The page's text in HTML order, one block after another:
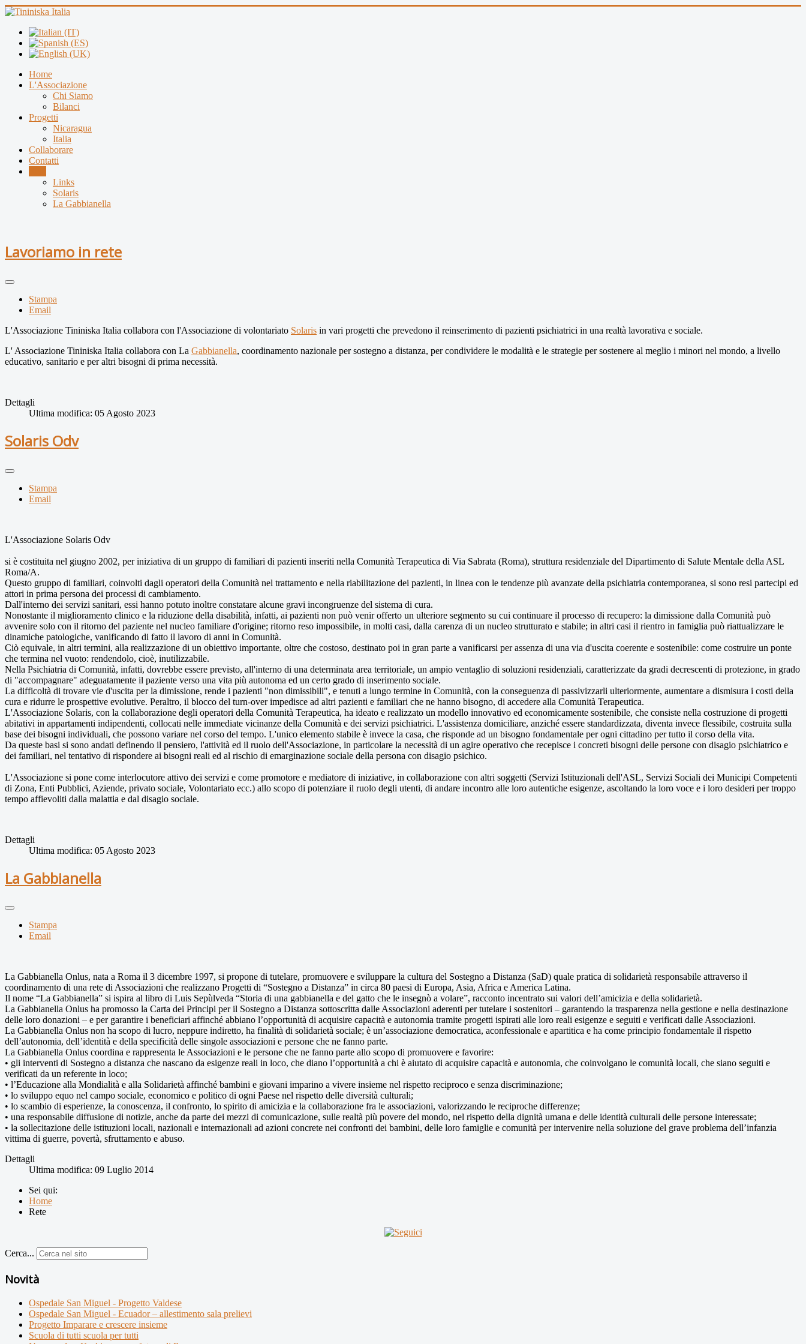
Home
L'Associazione
Chi Siamo
Bilanci
Progetti
Nicaragua
Italia
Collaborare
Contatti
Links
Solaris
La Gabbianella
Lavoriamo in rete
Stampa
Email
L'Associazione Tininiska Italia collabora con l'Associazione di volontariato Solaris in vari progetti che prevedono il reinserimento di pazienti psichiatrici in una realtà lavorativa e sociale.
L' Associazione Tininiska Italia collabora con La Gabbianella, coordinamento nazionale per sostegno a distanza, per condividere le modalità e le strategie per sostenere al meglio i minori nel mondo, a livello
educativo, sanitario e per altri bisogni di prima necessità.
Dettagli
Ultima modifica: 05 Agosto 2023
Solaris Odv
Stampa
Email
L'Associazione Solaris Odv
si è costituita nel giugno 2002, per iniziativa di un gruppo di familiari di pazienti inseriti nella Comunità Terapeutica di Via Sabrata (Roma), struttura residenziale del Dipartimento di Salute Mentale della ASL
Roma/A.
Questo gruppo di familiari, coinvolti dagli operatori della Comunità nel trattamento e nella riabilitazione dei pazienti, in linea con le tendenze più avanzate della psichiatria contemporanea, si sono resi partecipi ed
attori in prima persona dei processi di cambiamento.
Dall'interno dei servizi sanitari, essi hanno potuto inoltre constatare alcune gravi incongruenze del sistema di cura.
Nonostante il miglioramento clinico e la riduzione della disabilità, infatti, ai pazienti non può venir offerto un ulteriore segmento su cui continuare il processo di recupero: la dimissione dalla Comunità può
avvenire solo con il ritorno del paziente nel nucleo familiare d'origine; ritorno reso impossibile, in molti casi, dalla carenza di un nucleo strutturato e stabile; in altri casi il rientro in famiglia può riattualizzare le
dinamiche patologiche, vanificando di fatto il lavoro di anni in Comunità.
Ciò equivale, in altri termini, alla realizzazione di un obiettivo importante, oltre che costoso, destinato poi in gran parte a vanificarsi per assenza di una via d'uscita coerente e sostenibile: come costruire un ponte
che termina nel vuoto: rendendolo, cioè, inutilizzabile.
Nella Psichiatria di Comunità, infatti, dovrebbe essere previsto, all'interno di una determinata area territoriale, un ampio ventaglio di soluzioni residenziali, caratterizzate da gradi decrescenti di protezione, in grado
di "accompagnare" adeguatamente il paziente verso una vita più autonoma ed un certo grado di inserimento sociale.
La difficoltà di trovare vie d'uscita per la dimissione, rende i pazienti "non dimissibili", e tenuti a lungo termine in Comunità, con la conseguenza di passivizzarli ulteriormente, aumentare a dismisura i costi della
cura e ridurre le prospettive evolutive. Peraltro, il blocco del turn-over impedisce ad altri pazienti e familiari che ne hanno bisogno, di accedere alla Comunità Terapeutica.
L'Associazione Solaris, con la collaborazione degli operatori della Comunità Terapeutica, ha ideato e realizzato un modello innovativo ed economicamente sostenibile, che consiste nella costruzione di progetti
abitativi in appartamenti indipendenti, collocati nelle immediate vicinanze della Comunità e dei servizi psichiatrici. L'assistenza domiciliare, anziché essere standardizzata, diventa invece flessibile, costruita sulla
base dei bisogni individuali, che possono variare nel corso del tempo. L'unico elemento stabile è invece la casa, che risponde ad un bisogno fondamentale per ogni cittadino per tutto il corso della vita.
Da queste basi si sono andati definendo il pensiero, l'attività ed il ruolo dell'Associazione, in particolare la necessità di un agire operativo che recepisce i concreti bisogni delle persone con disagio psichiatrico e
dei familiari, nel tentativo di rispondere ai bisogni reali ed al rischio di emarginazione sociale della persona con disagio psichico.
L'Associazione si pone come interlocutore attivo dei servizi e come promotore e mediatore di iniziative, in collaborazione con altri soggetti (Servizi Istituzionali dell'ASL, Servizi Sociali dei Municipi Competenti
di Zona, Enti Pubblici, Aziende, privato sociale, Volontariato ecc.) allo scopo di potenziare il ruolo degli utenti, di andare incontro alle loro autentiche esigenze, ascoltando la loro voce e i loro desideri per troppo
tempo affievoliti dalla malattia e dal disagio sociale.
Dettagli
Ultima modifica: 05 Agosto 2023
La Gabbianella
Stampa
Email
La Gabbianella Onlus, nata a Roma il 3 dicembre 1997, si propone di tutelare, promuovere e sviluppare la cultura del Sostegno a Distanza (SaD) quale pratica di solidarietà responsabile attraverso il
coordinamento di una rete di Associazioni che realizzano Progetti di “Sostegno a Distanza” in circa 80 paesi di Europa, Asia, Africa e America Latina.
Il nome “La Gabbianella” si ispira al libro di Luis Sepùlveda “Storia di una gabbianella e del gatto che le insegnò a volare”, racconto incentrato sui valori dell’amicizia e della solidarietà.
La Gabbianella Onlus ha promosso la Carta dei Principi per il Sostegno a Distanza sottoscritta dalle Associazioni aderenti per tutelare i sostenitori – garantendo la trasparenza nella gestione e nella destinazione
delle loro donazioni – e per garantire i beneficiari affinché abbiano l’opportunità di acquisire capacità e autonomia tramite progetti ispirati alle loro reali esigenze e seguiti e verificati dalle Associazioni.
La Gabbianella Onlus non ha scopo di lucro, neppure indiretto, ha finalità di solidarietà sociale; è un’associazione democratica, aconfessionale e apartitica e ha come principio fondamentale il rispetto
dell’autonomia, dell’identità e della specificità delle singole associazioni e persone che ne fanno parte.
La Gabbianella Onlus coordina e rappresenta le Associazioni e le persone che ne fanno parte allo scopo di promuovere e favorire:
• gli interventi di Sostegno a distanza che nascano da esigenze reali in loco, che diano l’opportunità a chi è aiutato di acquisire capacità e autonomia, che coinvolgano le comunità locali, che siano seguiti e
verificati da un referente in loco;
• l’Educazione alla Mondialità e alla Solidarietà affinché bambini e giovani imparino a vivere insieme nel rispetto reciproco e senza discriminazione;
• lo sviluppo equo nel campo sociale, economico e politico di ogni Paese nel rispetto delle diversità culturali;
• lo scambio di esperienze, la conoscenza, il confronto, lo spirito di amicizia e la collaborazione fra le associazioni, valorizzando le reciproche differenze;
• una responsabile diffusione di notizie, anche da parte dei mezzi di comunicazione, sulle realtà più povere del mondo, nel rispetto della dignità umana e delle identità culturali delle persone interessate;
• la sollecitazione delle istituzioni locali, nazionali e internazionali ad azioni concrete nei confronti dei bambini, delle loro famiglie e comunità per intervenire nella soluzione del grave problema dell’infanzia
vittima di guerre, povertà, sfruttamento e abuso.
Dettagli
Ultima modifica: 09 Luglio 2014
Sei qui:
Home
Rete
Cerca...
Novità
Ospedale San Miguel - Progetto Valdese
Ospedale San Miguel - Ecuador – allestimento sala prelievi
Progetto Imparare e crescere insieme
Scuola di tutti scuola per tutti